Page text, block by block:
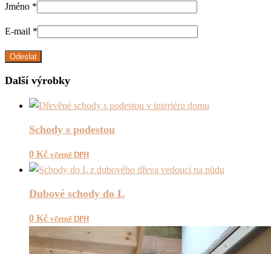
Jméno *
E-mail *
Další výrobky
Schody s podestou
0 Kč včetně DPH
Dubové schody do L
0 Kč včetně DPH